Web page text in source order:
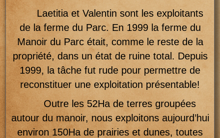
Laetitia et Valentin sont les exploitants
de la ferme du Parc. En 1999 la ferme du
Manoir du Parc était, comme le reste de la
propriété, dans un état de ruine total. Depuis
1999, la tâche fut rude pour permettre de
reconstituer une exploitation présentable!
Outre les 52Ha de terres groupées
autour du manoir, nous exploitons aujourd’hui
environ 150Ha de prairies et dunes, toutes